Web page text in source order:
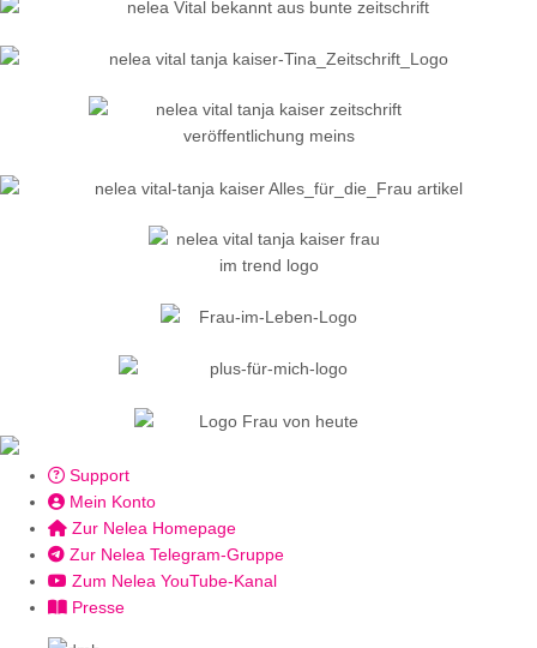
Support
Mein Konto
Zur Nelea Homepage
Zur Nelea Telegram-Gruppe
Zum Nelea YouTube-Kanal
Presse